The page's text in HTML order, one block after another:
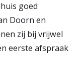
goed
Doorn en
zij bij vrijwel
eerste afspraak